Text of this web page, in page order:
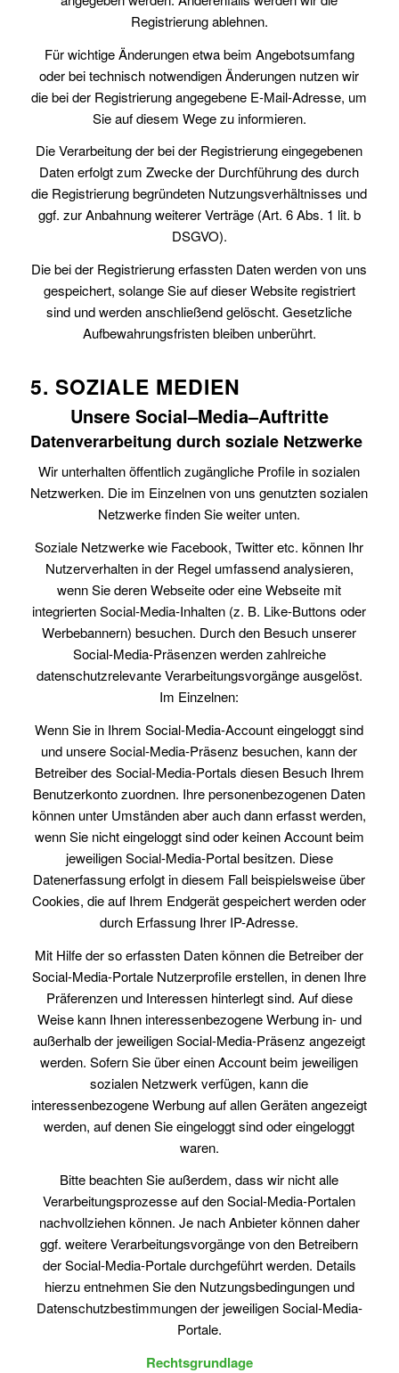
Registrierung ablehnen.
Für wichtige Änderungen etwa beim Angebotsumfang
oder bei technisch notwendigen Änderungen nutzen wir
die bei der Registrierung angegebene E-Mail-Adresse, um
Sie auf diesem Wege zu informieren.
Die Verarbeitung der bei der Registrierung eingegebenen
Daten erfolgt zum Zwecke der Durchführung des durch
die Registrierung begründeten Nutzungsverhältnisses und
ggf. zur Anbahnung weiterer Verträge (Art. 6 Abs. 1 lit. b
DSGVO).
Die bei der Registrierung erfassten Daten werden von uns
gespeichert, solange Sie auf dieser Website registriert
sind und werden anschließend gelöscht. Gesetzliche
Aufbewahrungsfristen bleiben unberührt.
5. SOZIALE MEDIEN
Unsere Social–Media–Auftritte
Datenverarbeitung durch soziale Netzwerke
Wir unterhalten öffentlich zugängliche Profile in sozialen
Netzwerken. Die im Einzelnen von uns genutzten sozialen
Netzwerke finden Sie weiter unten.
Soziale Netzwerke wie Facebook, Twitter etc. können Ihr
Nutzerverhalten in der Regel umfassend analysieren,
wenn Sie deren Webseite oder eine Webseite mit
integrierten Social-Media-Inhalten (z. B. Like-Buttons oder
Werbebannern) besuchen. Durch den Besuch unserer
Social-Media-Präsenzen werden zahlreiche
datenschutzrelevante Verarbeitungsvorgänge ausgelöst.
Im Einzelnen:
Wenn Sie in Ihrem Social-Media-Account eingeloggt sind
und unsere Social-Media-Präsenz besuchen, kann der
Betreiber des Social-Media-Portals diesen Besuch Ihrem
Benutzerkonto zuordnen. Ihre personenbezogenen Daten
können unter Umständen aber auch dann erfasst werden,
wenn Sie nicht eingeloggt sind oder keinen Account beim
jeweiligen Social-Media-Portal besitzen. Diese
Datenerfassung erfolgt in diesem Fall beispielsweise über
Cookies, die auf Ihrem Endgerät gespeichert werden oder
durch Erfassung Ihrer IP-Adresse.
Mit Hilfe der so erfassten Daten können die Betreiber der
Social-Media-Portale Nutzerprofile erstellen, in denen Ihre
Präferenzen und Interessen hinterlegt sind. Auf diese
Weise kann Ihnen interessenbezogene Werbung in- und
außerhalb der jeweiligen Social-Media-Präsenz angezeigt
werden. Sofern Sie über einen Account beim jeweiligen
sozialen Netzwerk verfügen, kann die
interessenbezogene Werbung auf allen Geräten angezeigt
werden, auf denen Sie eingeloggt sind oder eingeloggt
waren.
Bitte beachten Sie außerdem, dass wir nicht alle
Verarbeitungsprozesse auf den Social-Media-Portalen
nachvollziehen können. Je nach Anbieter können daher
ggf. weitere Verarbeitungsvorgänge von den Betreibern
der Social-Media-Portale durchgeführt werden. Details
hierzu entnehmen Sie den Nutzungsbedingungen und
Datenschutzbestimmungen der jeweiligen Social-Media-
Portale.
Rechtsgrundlage